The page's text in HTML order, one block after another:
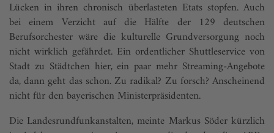
Lücken in ihren chronisch überlasteten Etats stopfen. Auch
bei einem Verzicht auf die Hälfte der 129 deutschen
Berufsorchester wäre die kulturelle Grundversorgung noch
nicht wirklich gefährdet. Ein ordentlicher Shuttleservice von
Stadt zu Städtchen hier, ein paar mehr Streaming-Angebote
da, dann geht das schon. Zu radikal? Zu forsch? Anscheinend
nicht für den bayerischen Ministerpräsidenten.
Die Landesrundfunkanstalten, meinte Markus Söder kürzlich